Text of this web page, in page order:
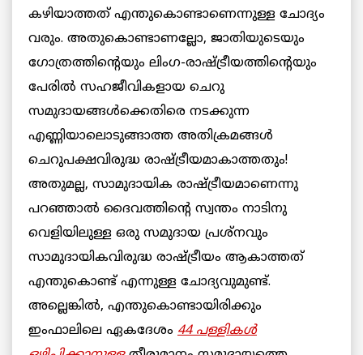
കഴിയാത്തത് എന്തുകൊണ്ടാണെന്നുള്ള ചോദ്യം
വരും. അതുകൊണ്ടാണല്ലോ, ജാതിയുടെയും
ഗോത്രത്തിന്റെയും ലിംഗ-രാഷ്ട്രീയത്തിന്റെയും
പേരിൽ സഹജീവികളായ ചെറു
സമുദായങ്ങൾക്കെതിരെ നടക്കുന്ന
എണ്ണിയാലൊടുങ്ങാത്ത അതിക്രമങ്ങൾ
ചെറുപക്ഷവിരുദ്ധ രാഷ്ട്രീയമാകാത്തതും!
അതുമല്ല, സാമുദായിക രാഷ്ട്രീയമാണെന്നു
പറഞ്ഞാൽ ദൈവത്തിന്റെ സ്വന്തം നാടിനു
വെളിയിലുള്ള ഒരു സമുദായ പ്രശ്നവും
സാമുദായികവിരുദ്ധ രാഷ്ട്രീയം ആകാത്തത്
എന്തുകൊണ്ട് എന്നുള്ള ചോദ്യവുമുണ്ട്.
അല്ലെങ്കിൽ, എന്തുകൊണ്ടായിരിക്കും
ഇംഫാലിലെ ഏകദേശം 44 പള്ളികൾ